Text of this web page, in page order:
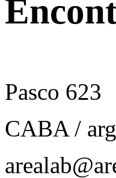
Pasco 623
CABA /
arealab